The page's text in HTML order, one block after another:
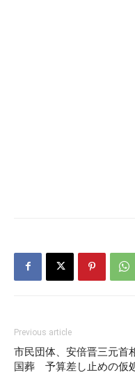
Previous article
市民団体、安倍晋三元首
国葬 予算差し止めの仮